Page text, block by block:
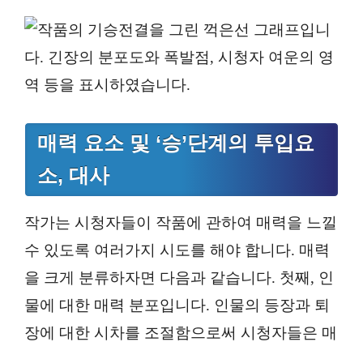
매력 요소 및 ‘승’단계의 투입요
소, 대사
작가는 시청자들이 작품에 관하여 매력을 느낄
수 있도록 여러가지 시도를 해야 합니다. 매력
을 크게 분류하자면 다음과 같습니다. 첫째, 인
물에 대한 매력 분포입니다. 인물의 등장과 퇴
장에 대한 시차를 조절함으로써 시청자들은 매